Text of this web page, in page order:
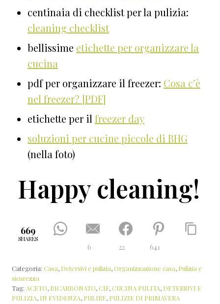
centinaia di checklist per la pulizia:
cleaning checklist
bellissime etichette per organizzare la
cucina
pdf per organizzare il freezer: Cosa c’è
nel freezer? [PDF]
etichette per il freezer day
soluzioni per cucine piccole di BHG
(nella foto)
Happy cleaning!
669
SHARES
6 22 641
Categoria: Casa, Detersivi e pulizia,Organizzazione casa, Pulizia e
sicurezza
Tag: ACETO, BICARBONATO,CIF,CUCINA PULITA, DETERSIVI E
PULIZIA, IN EVIDENZA, PULIRE, PULIZIE DI PRIMAVERA